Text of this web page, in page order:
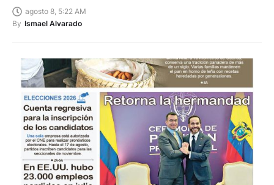
agosto 8, 5:22 AM
By Ismael Alvarado